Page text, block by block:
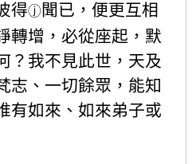
得ⓙ 聞已，便更互相
轉增，必從座起，默
？我不見此世，天及
志、一切餘眾，能知
有如來、如來弟子或